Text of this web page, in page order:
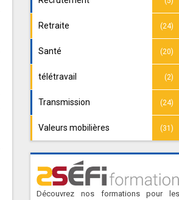
Retraite (24)
Santé (20)
télétravail (2)
Transmission (24)
Valeurs mobilières (31)
Découvrez nos formations pour les